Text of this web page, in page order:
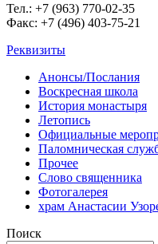
Тел.: +7 (963) 770-02-35
Факс: +7 (496) 403-75-21
Реквизиты
Анонсы/Послания
Воскресная школа
История монастыря
Летопись
Официальные
Паломническая
Прочее
Слово священника
Фотогалерея
храм Анастасии
Поиск